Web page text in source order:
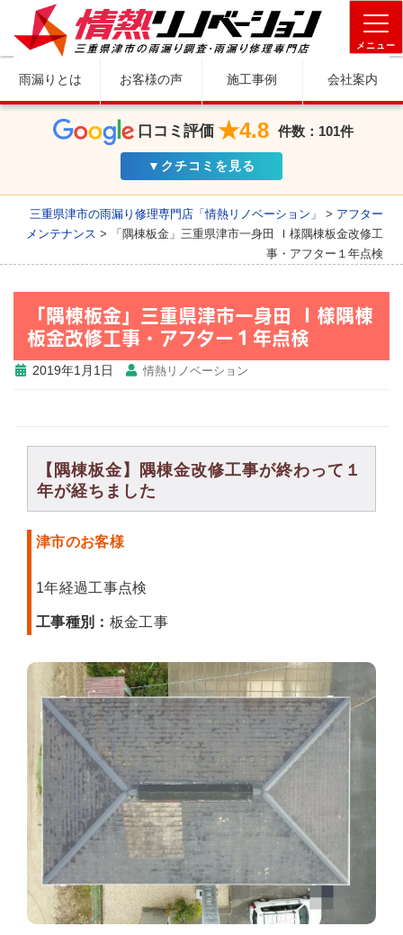
メニュー
雨漏りとは お客様の声 施工事例 会社案内
口コミ評価 ★4.8 件数：101件
▼クチコミを見る
三重県津市の雨漏り修理専門店「情熱リノベーション」 > アフター
メンテナンス >
「隅棟板金」三重県津市一身田 Ｉ様隅棟板金改修工
事・アフター１年点検
「隅棟板金」三重県津市一身田 Ｉ様隅棟
板金改修工事・アフター１年点検
2019年1月1日 情熱リノベーション
【隅棟板金】隅棟金改修工事が終わって１
年が経ちました
津市のお客様
1年経過工事点検
工事種別： 板金工事